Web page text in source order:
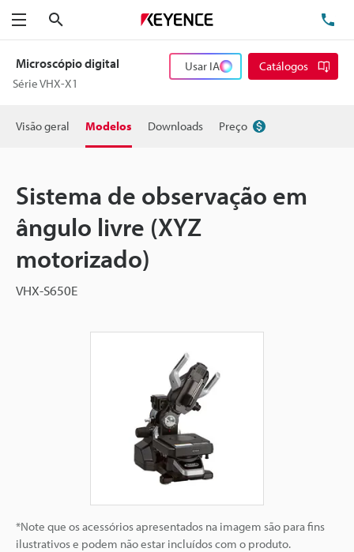
Menu
Microscópio digital
Série VHX-X1
Usar IA Catálogos
Visão geral Modelos Downloads Preço
Sistema de observação em
ângulo livre (XYZ
motorizado)
VHX-S650E
*Note que os acessórios apresentados na imagem são para fins
ilustrativos e podem não estar incluídos com o produto.